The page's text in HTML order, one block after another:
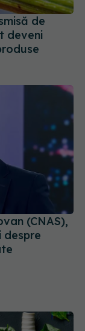
de
deveni
(CNAS),
despre